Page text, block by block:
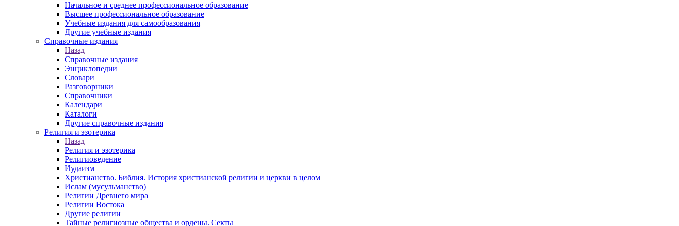
Начальное и среднее профессиональное образование
Высшее профессиональное образование
Учебные издания для самообразования
Другие учебные издания
Справочные издания
Назад
Справочные издания
Энциклопедии
Словари
Разговорники
Справочники
Календари
Каталоги
Другие справочные издания
Религия и эзотерика
Назад
Религия и эзотерика
Религиоведение
Иудаизм
Христианство. Библия. История христианской религии и церкви в целом
Ислам (мусульманство)
Религии Древнего мира
Религии Востока
Другие религии
Тайные религиозные общества и ордены. Секты